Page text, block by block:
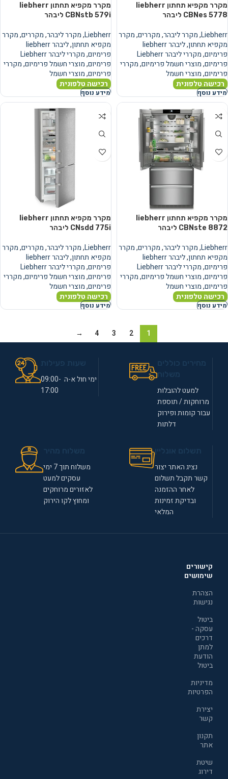
מקרר מקפיא תחתון liebherr
CBNes 5778 ליבהר
Liebherr
,מקרר ליבהר,מקררים,מקרר
מקפיא תחתון,
ליבהר liebherr
פרימיום,
מקררי ליבהר Liebherr
פרימיום,מוצרי חשמל פרימיום,מקררי
פרימיום,מוצרי חשמל
רכישה טלפונית
מידע נוסף
מקרר מקפיא תחתון liebherr
CBNstb 579i ליבהר
Liebherr
,מקרר ליבהר,מקררים,מקרר
מקפיא תחתון,
ליבהר liebherr
פרימיום,
מקררי ליבהר Liebherr
פרימיום,מוצרי חשמל פרימיום,מקררי
פרימיום,מוצרי חשמל
רכישה טלפונית
מידע נוסף
מקרר מקפיא תחתון liebherr
CBNste 8872 ליבהר
Liebherr
,מקרר ליבהר,מקררים,מקרר
מקפיא תחתון,
ליבהר liebherr
פרימיום,
מקררי ליבהר Liebherr
פרימיום,מוצרי חשמל פרימיום,מקררי
פרימיום,מוצרי חשמל
רכישה טלפונית
מידע נוסף
מקרר מקפיא תחתון liebherr
CNsdd 775i ליבהר
Liebherr
,מקרר ליבהר,מקררים,מקרר
מקפיא תחתון,
ליבהר liebherr
פרימיום,
מקררי ליבהר Liebherr
פרימיום,מוצרי חשמל פרימיום,מקררי
פרימיום,מוצרי חשמל
רכישה טלפונית
מידע נוסף
1
2
3
4
→
למעט להובלות
מרוחקות / תוספת
עבור קומות ופירוק
דלתות
ימי חול א-ה 09:00-
17:00
נציג האתר יצור
קשר תקבל תשלום
לאחר ההזמנה
ובדיקת זמינות
המלאי
משלוח תוך 7 ימי
עסקים למעט
לאזורים מרוחקים
ומחוץ לקו הירוק
קישורים
שימושים
הצהרת
נגישות
ביטול
עסקה -
דרכים
למתן
הודעת
ביטול
מדיניות
הפרטיות
יצירת
קשר
תקנון
אתר
שיטת
דירוג